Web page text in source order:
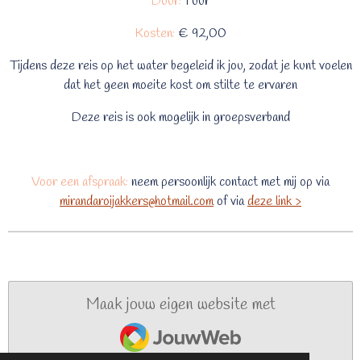
Kosten: € 92,00
Tijdens deze reis op het water begeleid ik jou, zodat je kunt voelen
dat het geen moeite kost om stilte te ervaren
Deze reis is ook mogelijk in groepsverband
Voor een afspraak: neem persoonlijk contact met mij op via
mirandaroijakkers@hotmail.comof viadeze link >
Maak jouw eigen website met
JouwWeb